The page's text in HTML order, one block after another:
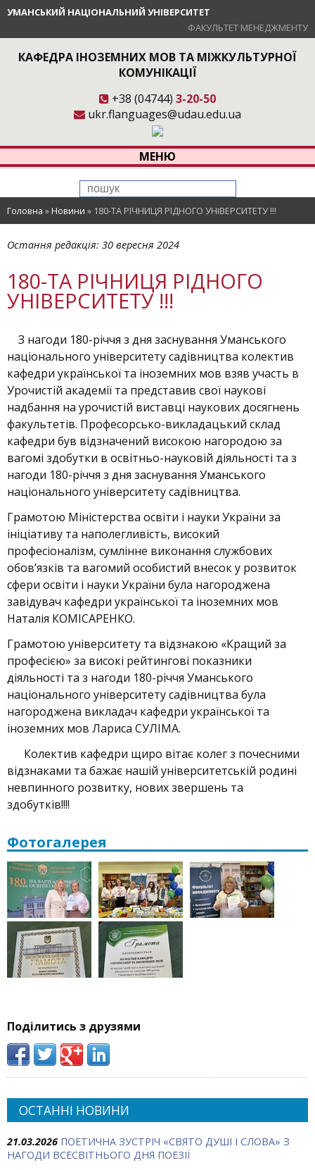
УМАНСЬКИЙ НАЦІОНАЛЬНИЙ УНІВЕРСИТЕТ
ФАКУЛЬТЕТ МЕНЕДЖМЕНТУ
КАФЕДРА ІНОЗЕМНИХ МОВ ТА МІЖКУЛЬТУРНОЇ
КОМУНІКАЦІЇ
+38 (04744) 3-20-50
ukr.flanguages@udau.edu.ua
МЕНЮ
Головна »Новини » 180-ТА РІЧНИЦЯ РІДНОГО УНІВЕРСИТЕТУ !!!
Остання редакція: 30 вересня 2024
180-ТА РІЧНИЦЯ РІДНОГО
УНІВЕРСИТЕТУ !!!
З нагоди 180-річчя з дня заснування Уманського
національного університету садівництва колектив
кафедри української та іноземних мов взяв участь в
Урочистій академії та представив свої наукові
надбання на урочистій виставці наукових досягнень
факультетів. Професорсько-викладацький склад
кафедри був відзначений високою нагородою за
вагомі здобутки в освітньо-науковій діяльності та з
нагоди 180-річчя з дня заснування Уманського
національного університету садівництва.
Грамотою Міністерства освіти і науки України за
ініціативу та наполегливість, високий
професіоналізм, сумлінне виконання службових
обов’язків та вагомий особистий внесок у розвиток
сфери освіти і науки України була нагороджена
завідувач кафедри української та іноземних мов
Наталія КОМІСАРЕНКО.
Грамотою університету та відзнакою «Кращий за
професією» за високі рейтингові показники
діяльності та з нагоди 180-річчя Уманського
національного університету садівництва була
нагороджена викладач кафедри української та
іноземних мов Лариса СУЛІМА.
Колектив кафедри щиро вітає колег з почесними
відзнаками та бажає нашій університетській родині
невпинного розвитку, нових звершень та
здобутків!!!!
Фотогалерея
Поділитись з друзями
ОСТАННІ НОВИНИ
21.03.2026 ПОЕТИЧНА ЗУСТРІЧ «СВЯТО ДУШІ І СЛОВА» З
НАГОДИ ВСЕСВІТНЬОГО ДНЯ ПОЕЗІЇ